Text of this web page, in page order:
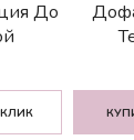
До